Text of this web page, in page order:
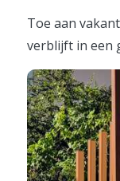
Toe aan
verblijft in een